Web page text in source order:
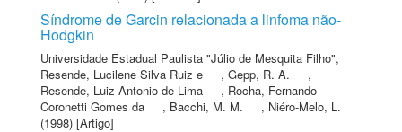
Síndrome de Garcin relacionada a linfoma não-
Hodgkin
Universidade Estadual Paulista "Júlio de Mesquita Filho",
Resende, Lucilene Silva Ruiz e
, Gepp, R. A.
,
Resende, Luiz Antonio de Lima
, Rocha, Fernando
Coronetti Gomes da
, Bacchi, M. M. , Niéro-Melo, L.
(1998) [Artigo]